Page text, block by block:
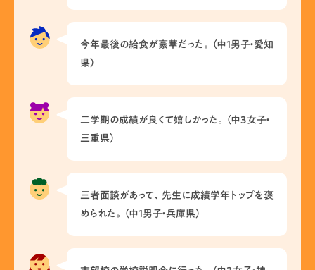
今年最後の給食が豪華だった。（中1男子・愛知
県）
二学期の成績が良くて嬉しかった。（中3女子・
三重県）
三者面談があって、先生に成績学年トップを褒
められた。（中1男子・兵庫県）